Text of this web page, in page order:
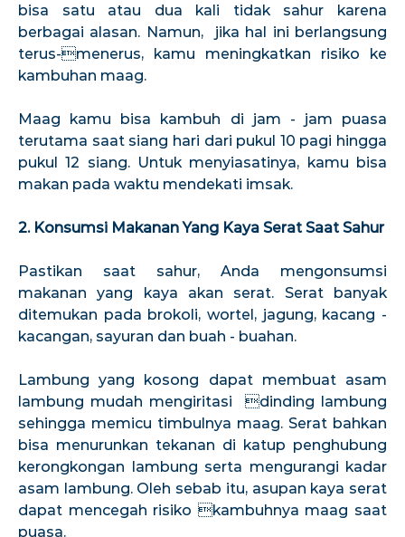
bisa satu atau dua kali tidak sahur karena
berbagai alasan. Namun, jika hal ini berlangsung
terus-menerus, kamu meningkatkan risiko ke
kambuhan maag.
Maag kamu bisa kambuh di jam - jam puasa
terutama saat siang hari dari pukul 10 pagi hingga
pukul 12 siang. Untuk menyiasatinya, kamu bisa
makan pada waktu mendekati imsak.
2. Konsumsi Makanan Yang Kaya Serat Saat Sahur
Pastikan saat sahur, Anda mengonsumsi
makanan yang kaya akan serat. Serat banyak
ditemukan pada brokoli, wortel, jagung, kacang -
kacangan, sayuran dan buah - buahan.
Lambung yang kosong dapat membuat asam
lambung mudah mengiritasi dinding lambung
sehingga memicu timbulnya maag. Serat bahkan
bisa menurunkan tekanan di katup penghubung
kerongkongan lambung serta mengurangi kadar
asam lambung. Oleh sebab itu, asupan kaya serat
dapat mencegah risiko kambuhnya maag saat
puasa.